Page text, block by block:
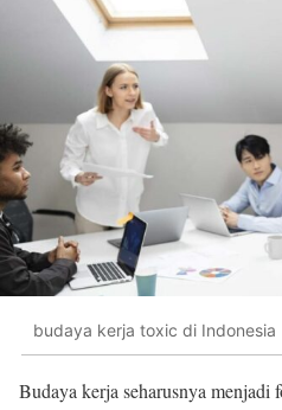
budaya kerja toxic di Indonesia
Budaya kerja seharusnya menjadi